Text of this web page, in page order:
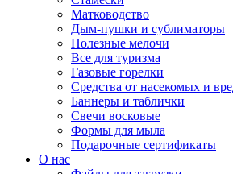
Матководство
Дым-пушки и сублиматоры
Полезные мелочи
Все для туризма
Газовые горелки
Средства от насекомых и
Баннеры и таблички
Свечи восковые
Формы для мыла
Подарочные сертификаты
О нас